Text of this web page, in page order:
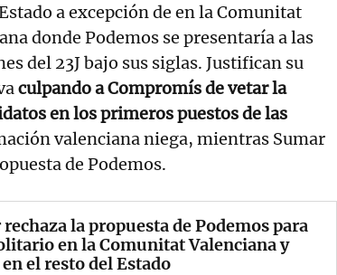
a excepción de en la Comunitat
donde Podemos se presentaría a las
del 23J bajo sus siglas. Justifican su
culpando a Compromís de vetar la
en los primeros puestos de las
valenciana niega, mientras Sumar
de Podemos.
la propuesta de Podemos para
en la Comunitat Valenciana y
el resto del Estado